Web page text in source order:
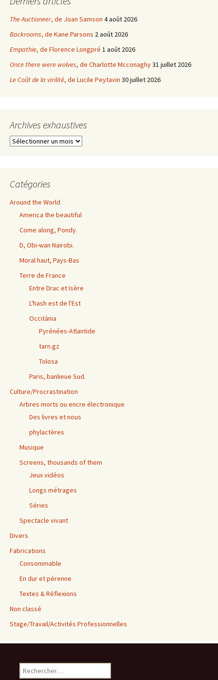
The Auctioneer, de Joan Samson 4 août 2026
Backrooms, de Kane Parsons 2 août 2026
Empathie, de Florence Longpré 1 août 2026
Once there were wolves, de Charlotte Mcconaghy31 juillet 2026
Le Coût de la virilité, de Lucile Peytavin 30 juillet 2026
Archives exhaustives
Archives
Catégories
Around the World
America the beautiful
Come along, Pondy.
D, Obi-wan Nairobi.
Moral haut, Pays-Bas
Terre de France
Entre Drac et Isère
L'hash est de l'Est
Occitània
Pyrénées-Atlantide
tarn.gz
Tolosa
Paris, banlieue Sud.
Culture/Procrastination
Arbres morts ou encre électronique
Des livres et nous
phylactères
Musique
Screens, thousands of them
Jeux vidéos
Longs métrages
Séries
Spectacle vivant
Divers
Fabrications
Consommable
En dur et pérenne
Textes & Réflexions
Non classé
Stage/Travail/Activités Professionnelles
Rechercher :